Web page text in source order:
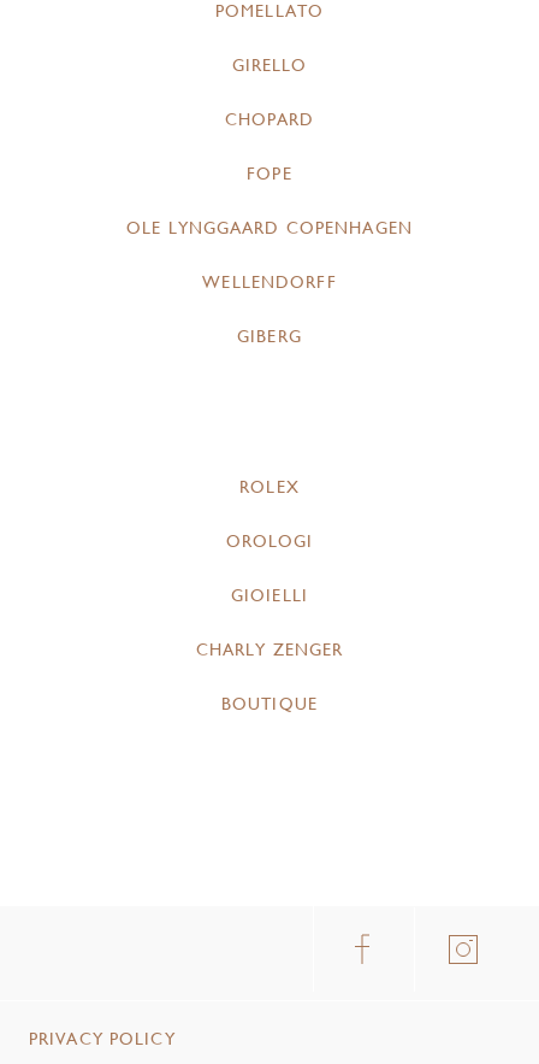
POMELLATO
GIRELLO
CHOPARD
FOPE
OLE LYNGGAARD COPENHAGEN
WELLENDORFF
GIBERG
ROLEX
OROLOGI
GIOIELLI
CHARLY ZENGER
BOUTIQUE
PRIVACY POLICY